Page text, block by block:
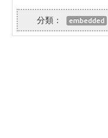
embedded